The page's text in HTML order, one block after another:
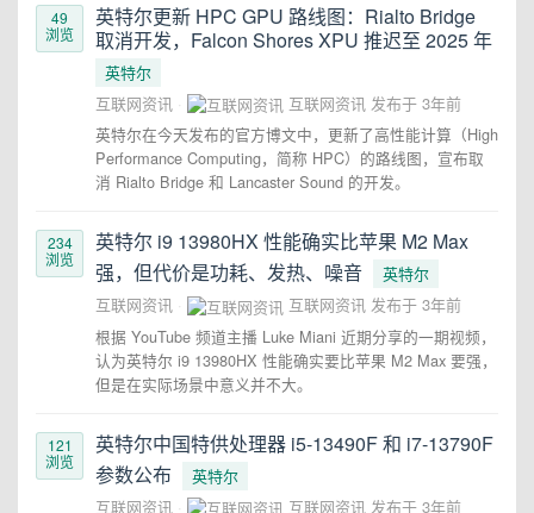
49
浏览
英特尔更新 HPC GPU 路线图：Rialto Bridge
取消开发，Falcon Shores XPU 推迟至 2025 年
英特尔
互联网资讯
互联网资讯 发布于 3年前
英特尔在今天发布的官方博文中，更新了高性能计算（High
Performance Computing，简称 HPC）的路线图，宣布取
消 Rialto Bridge 和 Lancaster Sound 的开发。
234
浏览
英特尔 i9 13980HX 性能确实比苹果 M2 Max
强，但代价是功耗、发热、噪音
英特尔
互联网资讯
互联网资讯 发布于 3年前
根据 YouTube 频道主播 Luke Miani 近期分享的一期视频，
认为英特尔 i9 13980HX 性能确实要比苹果 M2 Max 要强，
但是在实际场景中意义并不大。
121
浏览
英特尔中国特供处理器 i5-13490F 和 i7-13790F
参数公布
英特尔
互联网资讯
互联网资讯 发布于 3年前